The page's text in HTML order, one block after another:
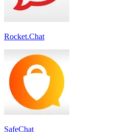
Rocket.Chat
SafeChat